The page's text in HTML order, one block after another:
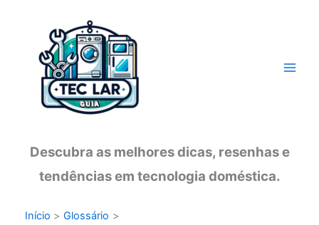
conteúdo
Descubra as melhores dicas, resenhas e
tendências em tecnologia doméstica.
Início
Glossário